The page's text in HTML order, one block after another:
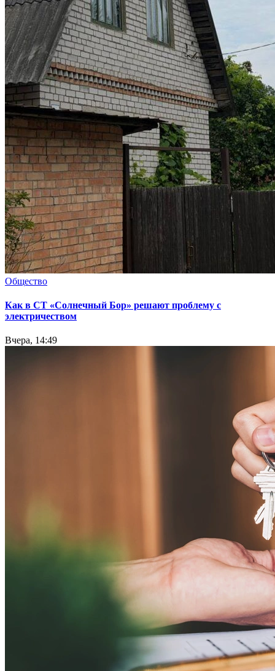
Общество
Как в СТ «Солнечный Бор» решают проблему с
электричеством
Вчера, 14:49